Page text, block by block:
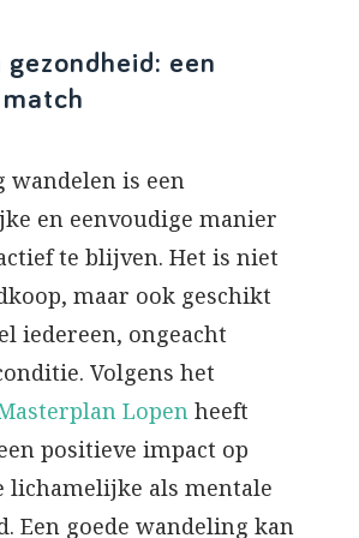
gezondheid: een
wandelen is een
en eenvoudige manier
te blijven. Het is niet
maar ook geschikt
iedereen, ongeacht
Volgens het
Lopen heeft
positieve impact op
lichamelijke als mentale
Een goede wandeling kan